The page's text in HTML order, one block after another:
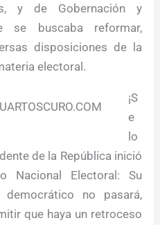
y de Gobernación y
se buscaba reformar,
disposiciones de la
electoral.
¡S
e
lo
de la República inició
Nacional Electoral: Su
no pasará,
que haya un retroceso